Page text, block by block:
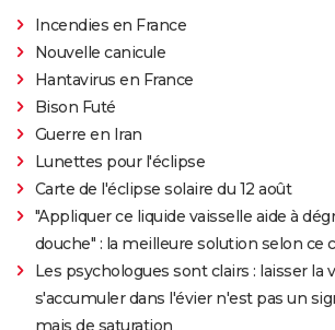
Incendies en France
Nouvelle canicule
Hantavirus en France
Bison Futé
Guerre en Iran
Lunettes pour l'éclipse
Carte de l'éclipse solaire du 12 août
"Appliquer ce liquide vaisselle aide à
douche" : la meilleure solution selon ce
Les psychologues sont clairs : laisser la
s'accumuler dans l'évier n'est pas un
mais de saturation